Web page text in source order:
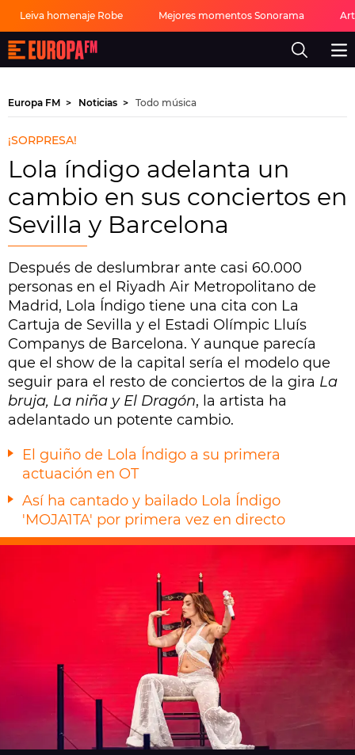
Leiva homenaje Robe Mejores momentos Sonorama
Europa
FM
-
mejor
música,
virales,
celebrities
y
estilo
de
|
FM
Europa FM Noticias Todo música
¡SORPRESA!
Lola índigo adelanta un
cambio en sus conciertos en
Sevilla y Barcelona
Después de deslumbrar ante casi 60.000
personas en el Riyadh Air Metropolitano de
Madrid, Lola Índigo tiene una cita con La
Cartuja de Sevilla y el Estadi Olímpic Lluís
Companys de Barcelona. Y aunque parecía
que el show de la capital sería el modelo que
seguir para el resto de conciertos de la gira La
bruja, La niña y El Dragón, la artista ha
adelantado un potente cambio.
El guiño de Lola Índigo a su primera
actuación en OT
Así ha cantado y bailado Lola Índigo
'MOJA1TA' por primera vez en directo